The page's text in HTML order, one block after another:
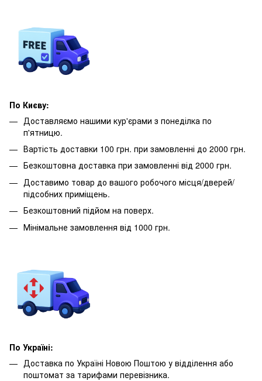
По Києву:
Доставляємо нашими кур'єрами з понеділка по
п'ятницю.
Вартість доставки 100 грн. при замовленні до 2000 грн.
Безкоштовна доставка при замовленні від 2000 грн.
Доставимо товар до вашого робочого місця/дверей/
підсобних приміщень.
Безкоштовний підйом на поверх.
Мінімальне замовлення від 1000 грн.
По Україні:
Доставка по Україні Новою Поштою у відділення або
поштомат за тарифами перевізника.